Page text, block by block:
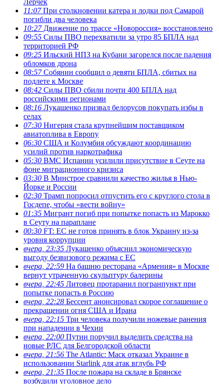
11:07При столкновении катера и лодки под Самарой
погибли два человека
10:27Движение по трассе «Новороссия» восстановлено
09:55 Силы ПВО перехватили за утро 85 БПЛА над
территорией РФ
09:25 Ильский НПЗ на Кубани загорелся после падения
обломков дрона
08:57Собянин сообщил о девяти БПЛА, сбитых на
подлете к Москве
08:42 Силы ПВО сбили почти 400 БПЛА над
российскими регионами
08:16 Лукашенко призвал белорусов покупать избы в
селах
07:30 Нигерия стала крупнейшим поставщиком
авиатоплива в Европу
06:30 США и Колумбия обсуждают координацию
усилий против наркотрафика
05:30 ВМС Испании усилили присутствие в Сеуте на
фоне миграционного кризиса
03:30 В Минстрое сравнили качество жилья в Нью-
Йорке и России
02:30 Трамп попросил отпустить его с круглого стола в
Госдепе, чтобы «вести войну»
01:35 Мигрант погиб при попытке попасть из Марокко
в Сеуту на параплане
00:30 FT: ЕС не готов принять в блок Украину из-за
уровня коррупции
вчера, 23:35 Лукашенко объяснил экономическую
выгоду безвизового режима с ЕС
вчера, 22:59 На башню ресторана «Армения» в Москве
вернут утраченную скульптуру балерины
вчера, 22:45 Литовец протаранил погранпункт при
попытке попасть в Россию
вчера, 22:28 Бессент анонсировал скорое соглашение о
прекращении огня США и Ирана
вчера, 22:15 Три человека получили ножевые ранения
при нападении в Чехии
вчера, 22:00 Путин поручил выделить средства на
новые РЛС для Белгородской области
вчера, 21:56 The Atlantic: Маск отказал Украине в
использовании Starlink для атак вглубь РФ
вчера, 21:35 После пожара на складе в Брянске
возбудили уголовное дело